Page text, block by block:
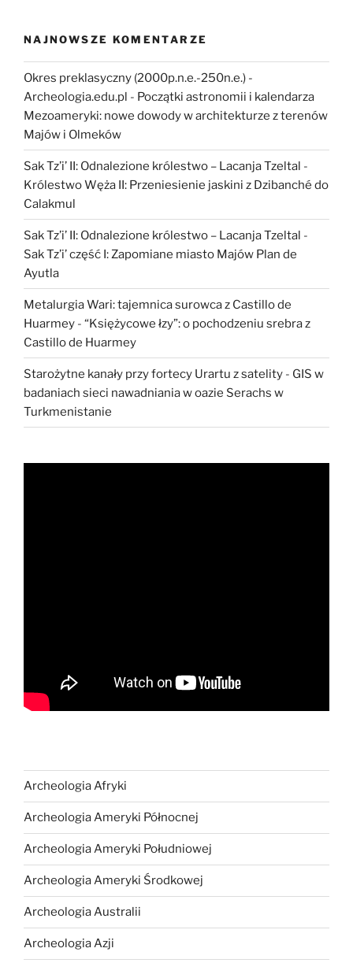
NAJNOWSZE KOMENTARZE
Okres preklasyczny (2000p.n.e.-250n.e.) -
Archeologia.edu.pl - Początki astronomii i kalendarza
Mezoameryki: nowe dowody w architekturze z terenów
Majów i Olmeków
Sak Tz’i’ II: Odnalezione królestwo – Lacanja Tzeltal -
Królestwo Węża II: Przeniesienie jaskini z Dzibanché do
Calakmul
Sak Tz’i’ II: Odnalezione królestwo – Lacanja Tzeltal -
Sak Tz’i’ część I: Zapomiane miasto Majów Plan de
Ayutla
Metalurgia Wari: tajemnica surowca z Castillo de
Huarmey - “Księżycowe łzy”: o pochodzeniu srebra z
Castillo de Huarmey
Starożytne kanały przy fortecy Urartu z satelity - GIS w
badaniach sieci nawadniania w oazie Serachs w
Turkmenistanie
Archeologia Afryki
Archeologia Ameryki Północnej
Archeologia Ameryki Południowej
Archeologia Ameryki Środkowej
Archeologia Australii
Archeologia Azji